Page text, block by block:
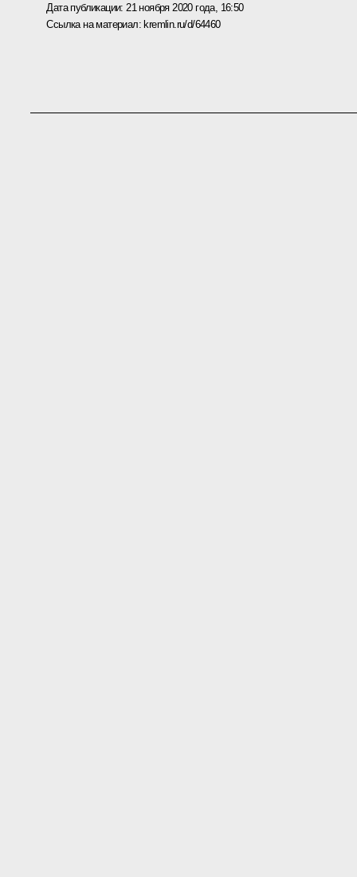
Дата публикации: 21 ноября 2020 года, 16:50
Ссылка на материал: kremlin.ru/d/64460